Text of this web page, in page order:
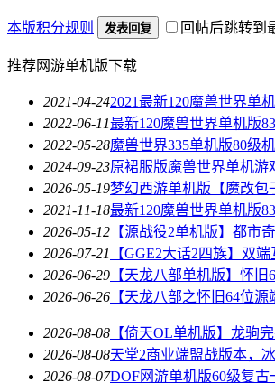
本版积分规则 发表回复 回帖后跳转到
推荐网游单机版下载
2021-04-242021最新120魔兽世界单
2022-06-11最新120魔兽世界单机版
2022-05-28魔兽世界335单机版80级
2024-09-23原裙服版魔兽世界单机游
2026-05-19梦幻西游单机版【魔改包
2021-11-18最新120魔兽世界单机版
2026-05-12 【源战役2单机版】都市
2026-07-21
【GGE2大话2四族】双
2026-06-29 【天龙八部单机版】怀
2026-06-26 【天龙八部之怀旧64位
2026-08-08 【倚天OL单机版】龙驹
2026-08-08天堂2商业端盟战版本，
2026-08-07DOF网游单机版60级复